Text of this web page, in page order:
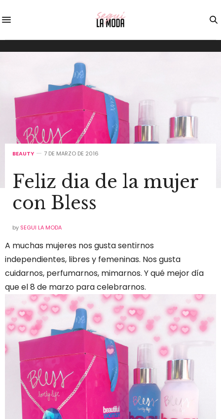
BEAUTY 7 DE MARZO DE 2016
Feliz dia de la mujer
con Bless
by SEGUI LA MODA
A muchas mujeres nos gusta sentirnos
independientes, libres y femeninas. Nos gusta
cuidarnos, perfumarnos, mimarnos. Y qué mejor día
que el 8 de marzo para celebrarnos.